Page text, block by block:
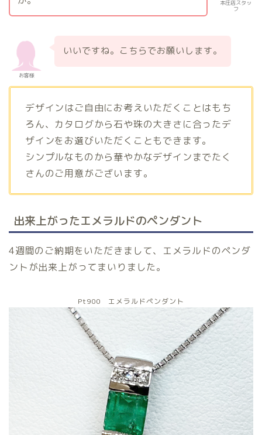
本庄店スタッ
フ
お客様
いいですね。こちらでお願いします。
デザインはご自由にお考えいただくことはもち
ろん、カタログから石や珠の大きさに合ったデ
ザインをお選びいただくこともできます。
シンプルなものから華やかなデザインまでたく
さんのご用意がございます。
出来上がったエメラルドのペンダント
4週間のご納期をいただきまして、エメラルドのペンダ
ントが出来上がってまいりました。
Pt900 エメラルドペンダント